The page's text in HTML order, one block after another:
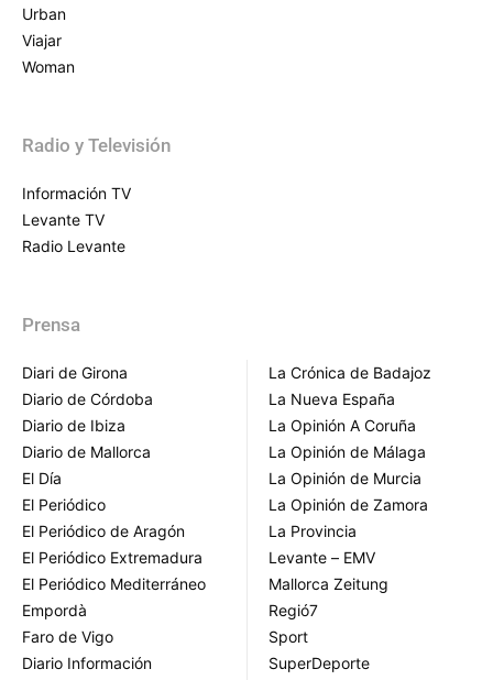
Urban
Viajar
Woman
Radio y Televisión
Información TV
Levante TV
Radio Levante
Prensa
Diari de Girona
Diario de Córdoba
Diario de Ibiza
Diario de Mallorca
El Día
El Periódico
El Periódico de Aragón
El Periódico Extremadura
El Periódico Mediterráneo
Empordà
Faro de Vigo
Diario Información
La Crónica de Badajoz
La Nueva España
La Opinión A Coruña
La Opinión de Málaga
La Opinión de Murcia
La Opinión de Zamora
La Provincia
Levante – EMV
Mallorca Zeitung
Regió7
Sport
SuperDeporte